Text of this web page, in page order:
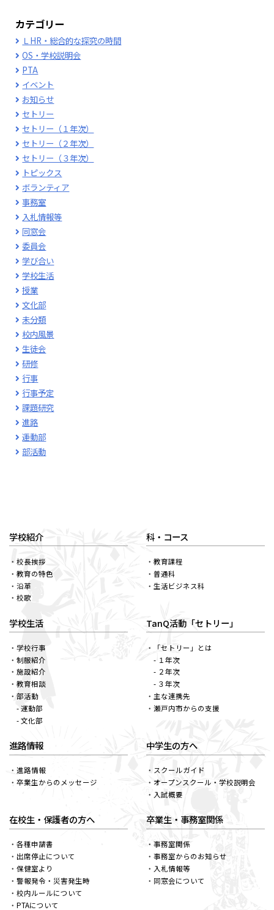
カテゴリー
ＬHR・総合的な探究の時間
OS・学校説明会
PTA
イベント
お知らせ
セトリー
セトリー（１年次）
セトリー（２年次）
セトリー（３年次）
トピックス
ボランティア
事務室
入札情報等
同窓会
委員会
学び合い
学校生活
授業
文化部
未分類
校内風景
生徒会
研修
行事
行事予定
課題研究
進路
運動部
部活動
学校紹介
校長挨拶
教育の特色
沿革
校歌
科・コース
教育課程
普通科
生活ビジネス科
学校生活
学校行事
制服紹介
施設紹介
教育相談
部活動
- 運動部
- 文化部
TanQ活動「セトリー」
「セトリー」とは
- １年次
- ２年次
- ３年次
主な連携先
瀬戸内市からの支援
進路情報
進路情報
卒業生からのメッセージ
中学生の方へ
スクールガイド
オープンスクール・学校説明会
入試概要
在校生・保護者の方へ
各種申請書
出席停止について
保健室より
警報発令・災害発生時
校内ルールについて
PTAについて
卒業生・事務室関係
事務室関係
事務室からのお知らせ
入札情報等
同窓会について